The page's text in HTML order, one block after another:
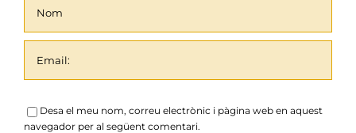
Desa el meu nom, correu electrònic i pàgina web en aquest
navegador per al següent comentari.